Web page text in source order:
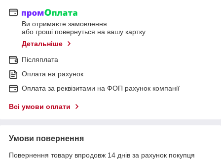
Ви отримаєте замовлення
або гроші повернуться на вашу картку
Детальніше
Післяплата
Оплата на рахунок
Оплата за реквізитами на ФОП рахунок компанії
Всі умови оплати
Умови повернення
Повернення товару впродовж 14 днів за рахунок покупця